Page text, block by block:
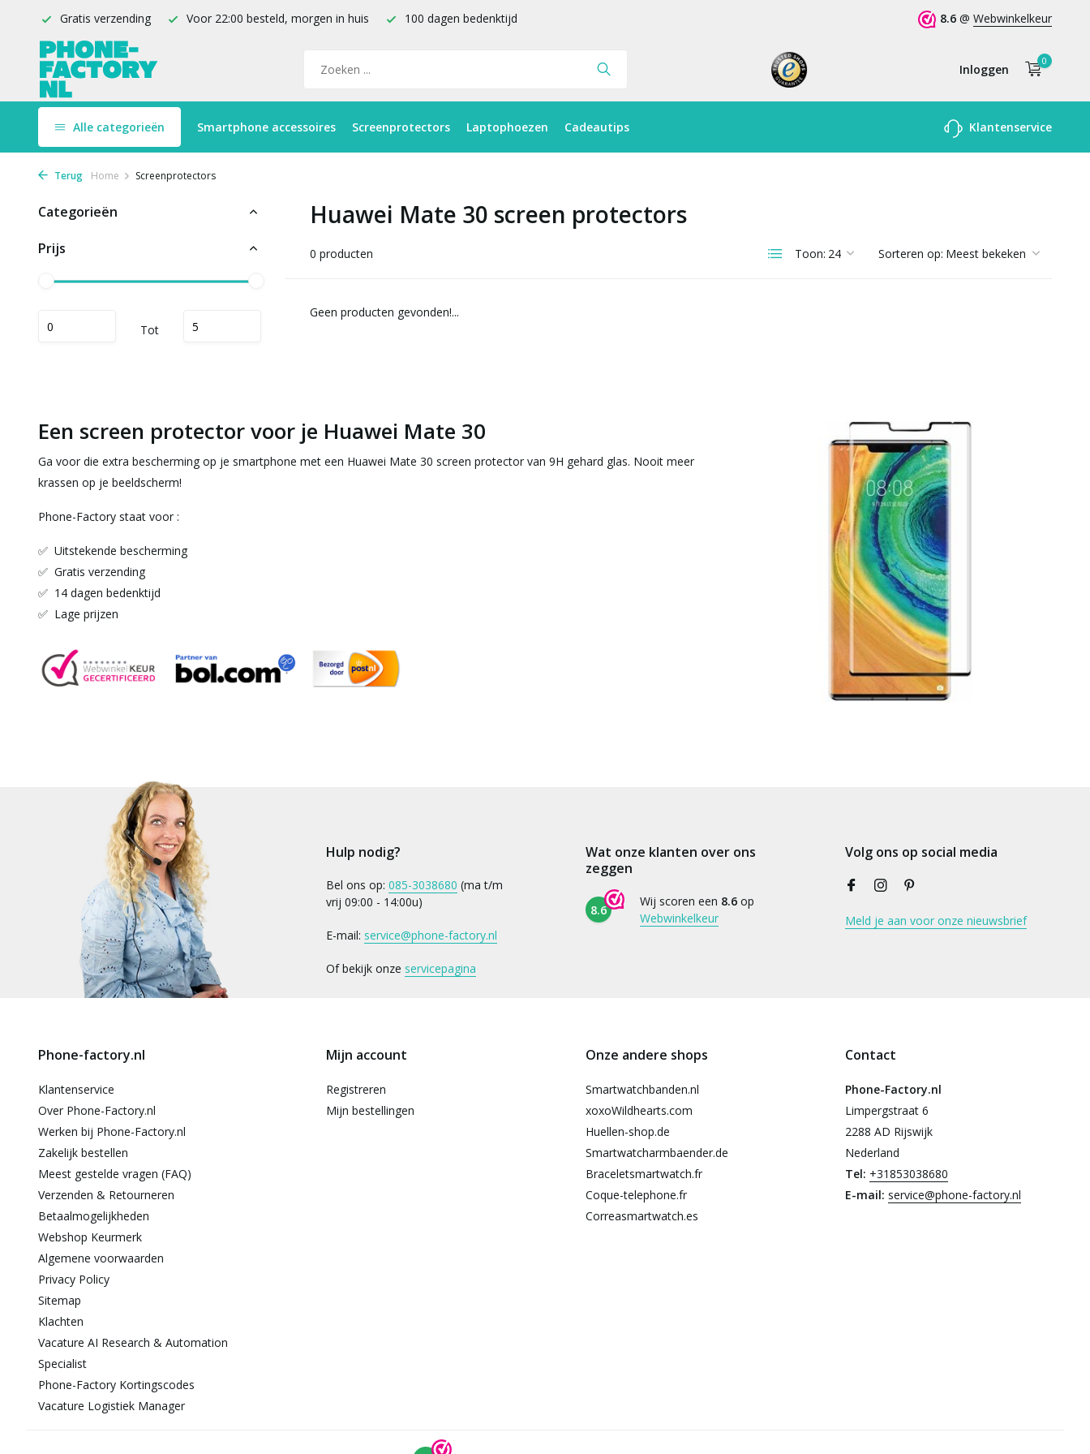
Gratis verzending Voor 22:00 besteld, morgen in huis 100 dagen bedenktijd 8.6 @ Webwinkelkeur
Inloggen
Account
0
Alle categorieën Smartphone accessoires Screenprotectors Laptophoezen Cadeautips Klantenservice
Terug Home Screenprotectors
Categorieën
Prijs
Tot
Huawei Mate 30 screen protectors
0 producten Toon: Sorteren op:
Geen producten gevonden!...
Een screen protector voor je Huawei Mate 30
Ga voor die extra bescherming op je smartphone met een Huawei Mate 30 screen protector van 9H gehard glas. Nooit meer
krassen op je beeldscherm!
Phone-Factory staat voor :
✅ Uitstekende bescherming
✅ Gratis verzending
✅ 14 dagen bedenktijd
✅ Lage prijzen
Hulp nodig?
Bel ons op: 085-3038680 (ma t/m
vrij 09:00 - 14:00u)
E-mail: service@phone-factory.nl
Of bekijk onze servicepagina
Wat onze klanten over ons
zeggen
8.6
Wij scoren een 8.6 op
Webwinkelkeur
Volg ons op social media
Meld je aan voor onze nieuwsbrief
Phone-factory.nl
Klantenservice
Over Phone-Factory.nl
Werken bij Phone-Factory.nl
Zakelijk bestellen
Meest gestelde vragen (FAQ)
Verzenden & Retourneren
Betaalmogelijkheden
Webshop Keurmerk
Algemene voorwaarden
Privacy Policy
Sitemap
Klachten
Vacature AI Research & Automation
Specialist
Phone-Factory Kortingscodes
Vacature Logistiek Manager
Mijn account
Registreren
Mijn bestellingen
Onze andere shops
Smartwatchbanden.nl
xoxoWildhearts.com
Huellen-shop.de
Smartwatcharmbaender.de
Braceletsmartwatch.fr
Coque-telephone.fr
Correasmartwatch.es
Contact
Phone-Factory.nl
Limpergstraat 6
2288 AD Rijswijk
Nederland
Tel: +31853038680
E-mail: service@phone-factory.nl